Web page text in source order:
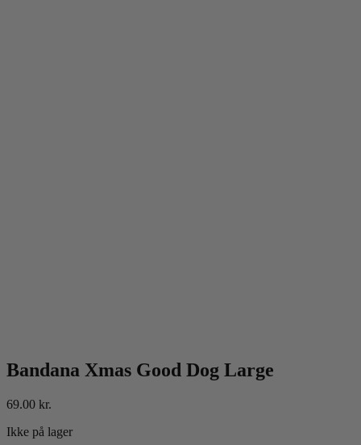
Bandana Xmas Good Dog Large
69.00 kr.
Ikke på lager